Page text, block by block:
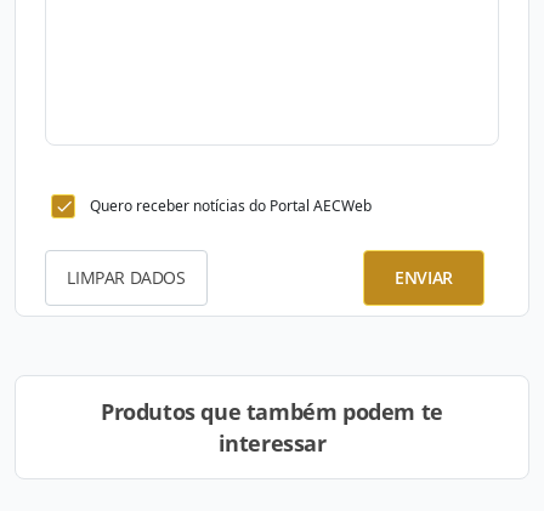
Quero receber notícias do Portal AECWeb
LIMPAR DADOS ENVIAR
Produtos que também podem te
interessar